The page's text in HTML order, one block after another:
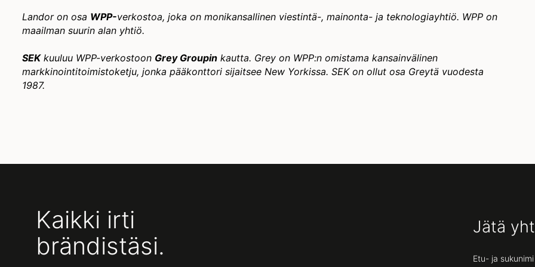
Landor on osa WPP-verkostoa, joka on monikansallinen viestintä-, mainonta- ja teknologiayhtiö. WPP on
maailman suurin alan yhtiö.
SEKkuuluu WPP-verkostoon Grey Groupin kautta. Grey on WPP:n omistama kansainvälinen
markkinointitoimistoketju, jonka pääkonttori sijaitsee New Yorkissa. SEK on ollut osa Greytä vuodesta
1987.
Kaikki irti
brändistäsi.
Jätä
Etu- ja sukunimi